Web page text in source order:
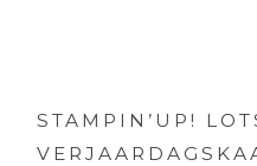
STAMPIN’UP!